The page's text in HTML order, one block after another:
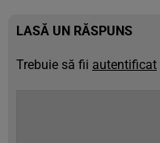
LASĂ UN RĂSPUNS
Trebuie să fii autentificat